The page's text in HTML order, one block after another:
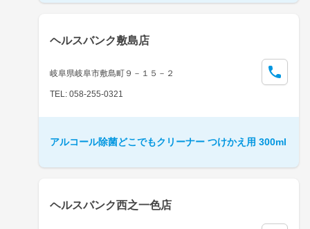
ヘルスバンク敷島店
岐阜県岐阜市敷島町９－１５－２
TEL: 058-255-0321
アルコール除菌どこでもクリーナー つけかえ用 300ml
ヘルスバンク西之一色店